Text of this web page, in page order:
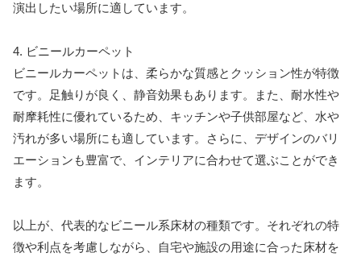
演出したい場所に適しています。
4. ビニールカーペット
ビニールカーペットは、柔らかな質感とクッション性が特徴
です。足触りが良く、静音効果もあります。また、耐水性や
耐摩耗性に優れているため、キッチンや子供部屋など、水や
汚れが多い場所にも適しています。さらに、デザインのバリ
エーションも豊富で、インテリアに合わせて選ぶことができ
ます。
以上が、代表的なビニール系床材の種類です。それぞれの特
徴や利点を考慮しながら、自宅や施設の用途に合った床材を